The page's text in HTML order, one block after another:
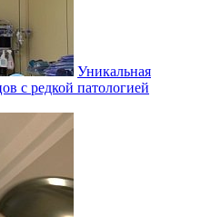
Уникальная
с редкой патологией